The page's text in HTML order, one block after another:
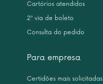
Cartórios atendidos
2ª via de boleto
Consulta do pedido
Para empresa
Certidões mais solicitadas